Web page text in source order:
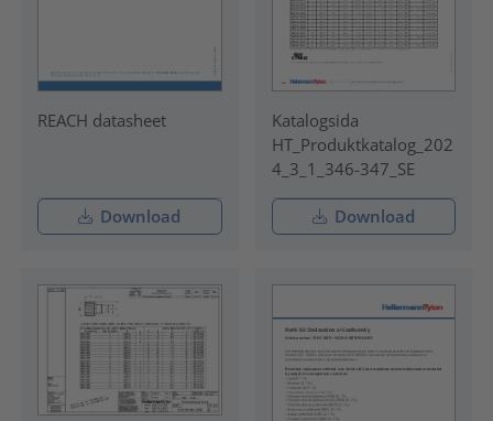
REACH datasheet
Download
Katalogsida
HT_Produktkatalog_202
4_3_1_346-347_SE
Download